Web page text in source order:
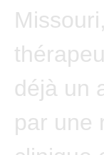
déjà un
par une